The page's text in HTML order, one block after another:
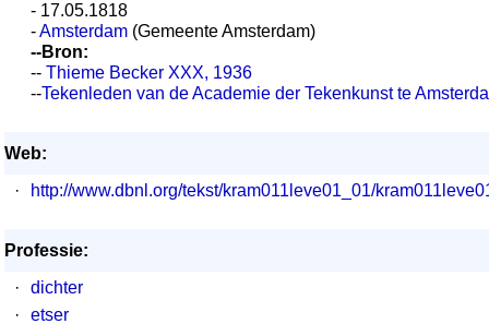
- 17.05.1818
-Amsterdam (Gemeente Amsterdam)
--Bron:
-- Thieme Becker XXX, 1936
--Tekenleden van de Academie der Tekenkunst te
Web:
·
http://www.dbnl.org/tekst/kram011leve01_01/
Professie:
·
dichter
·
etser